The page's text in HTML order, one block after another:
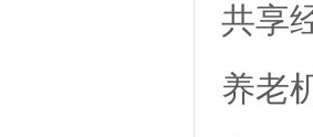
共享
养老